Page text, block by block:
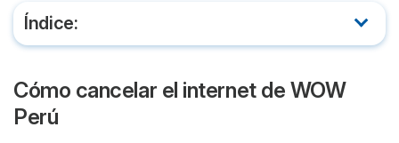
Índice:
Cancelar WOW: servicios prepago y postpago
Cómo cancelar el internet de WOW
Perú